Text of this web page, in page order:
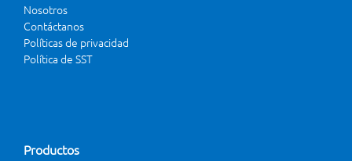
Nosotros
Contáctanos
Políticas de privacidad
Política de SST
Productos